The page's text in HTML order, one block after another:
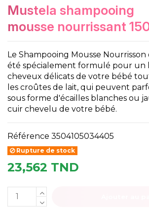
mustela shampooing
mousse nourrissant
Le Shampooing Mousse Nourrisson
été spécialement formulé pour un
cheveux délicats de votre bébé
les croûtes de lait, qui peuvent
sous forme d'écailles blanches ou
cuir chevelu de votre bébé.
Référence 3504105034405
Rupture de stock
23,562 TND